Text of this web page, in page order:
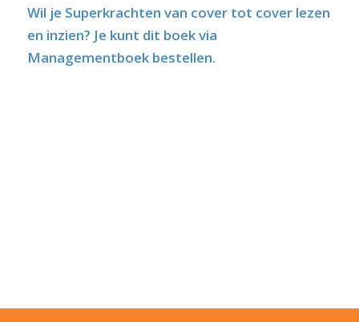
Wil je Superkrachten van cover tot cover lezen
en inzien? Je kunt dit boek via
Managementboek bestellen.